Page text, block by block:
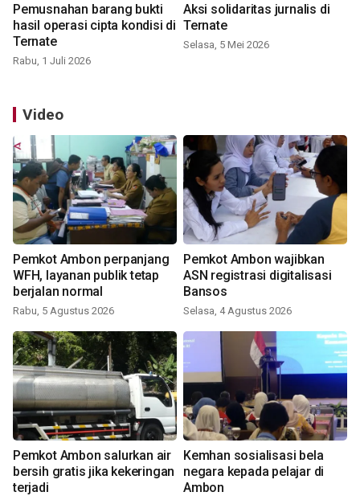
Pemusnahan barang bukti
hasil operasi cipta kondisi di
Ternate
Rabu, 1 Juli 2026
Aksi solidaritas jurnalis di
Ternate
Selasa, 5 Mei 2026
Video
Pemkot Ambon perpanjang
WFH, layanan publik tetap
berjalan normal
Rabu, 5 Agustus 2026
Pemkot Ambon wajibkan
ASN registrasi digitalisasi
Bansos
Selasa, 4 Agustus 2026
Pemkot Ambon salurkan air
bersih gratis jika kekeringan
terjadi
Kemhan sosialisasi bela
negara kepada pelajar di
Ambon